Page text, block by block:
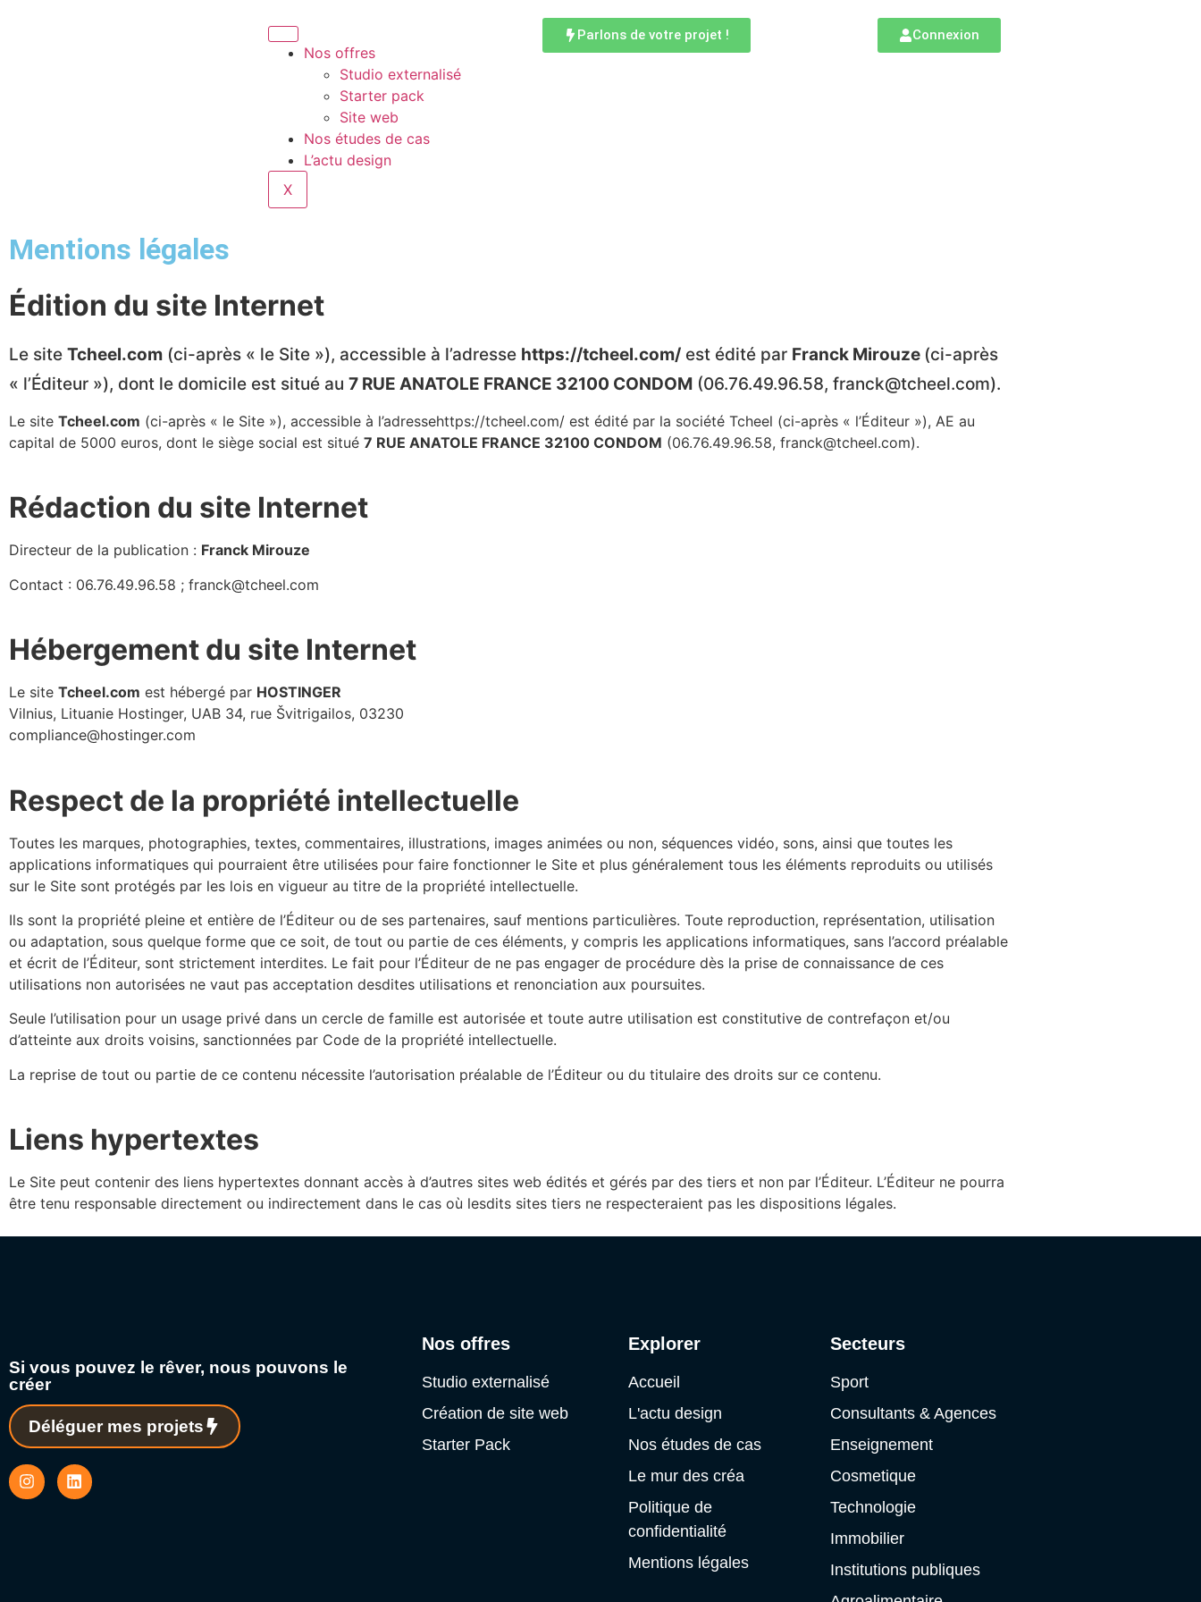
Nos offres
Studio externalisé
Starter pack
Site web
Nos études de cas
L’actu design
X
Parlons de votre projet ! Connexion
Mentions légales
Édition du site Internet
Le site Tcheel.com (ci-après « le Site »), accessible à l’adresse https://tcheel.com/ est édité par Franck Mirouze (ci-après
« l’Éditeur »), dont le domicile est situé au 7 RUE ANATOLE FRANCE 32100 CONDOM (06.76.49.96.58, franck@tcheel.com).
Le site Tcheel.com (ci-après « le Site »), accessible à l’adressehttps://tcheel.com/ est édité par la société Tcheel (ci-après « l’Éditeur »), AE au
capital de 5000 euros, dont le siège social est situé 7 RUE ANATOLE FRANCE 32100 CONDOM (06.76.49.96.58, franck@tcheel.com).
Rédaction du site Internet
Directeur de la publication : Franck Mirouze
Contact : 06.76.49.96.58 ; franck@tcheel.com
Hébergement du site Internet
Le site Tcheel.com est hébergé par HOSTINGER
Vilnius, Lituanie Hostinger, UAB 34, rue Švitrigailos, 03230
compliance@hostinger.com
Respect de la propriété intellectuelle
Toutes les marques, photographies, textes, commentaires, illustrations, images animées ou non, séquences vidéo, sons, ainsi que toutes les
applications informatiques qui pourraient être utilisées pour faire fonctionner le Site et plus généralement tous les éléments reproduits ou utilisés
sur le Site sont protégés par les lois en vigueur au titre de la propriété intellectuelle.
Ils sont la propriété pleine et entière de l’Éditeur ou de ses partenaires, sauf mentions particulières. Toute reproduction, représentation, utilisation
ou adaptation, sous quelque forme que ce soit, de tout ou partie de ces éléments, y compris les applications informatiques, sans l’accord préalable
et écrit de l’Éditeur, sont strictement interdites. Le fait pour l’Éditeur de ne pas engager de procédure dès la prise de connaissance de ces
utilisations non autorisées ne vaut pas acceptation desdites utilisations et renonciation aux poursuites.
Seule l’utilisation pour un usage privé dans un cercle de famille est autorisée et toute autre utilisation est constitutive de contrefaçon et/ou
d’atteinte aux droits voisins, sanctionnées par Code de la propriété intellectuelle.
La reprise de tout ou partie de ce contenu nécessite l’autorisation préalable de l’Éditeur ou du titulaire des droits sur ce contenu.
Liens hypertextes
Le Site peut contenir des liens hypertextes donnant accès à d’autres sites web édités et gérés par des tiers et non par l’Éditeur. L’Éditeur ne pourra
être tenu responsable directement ou indirectement dans le cas où lesdits sites tiers ne respecteraient pas les dispositions légales.
Si vous pouvez le rêver, nous pouvons le
créer
Déléguer mes projets
Nos offres
Studio externalisé
Création de site web
Starter Pack
Explorer
Accueil
L'actu design
Nos études de cas
Le mur des créa
Politique de
confidentialité
Mentions légales
Secteurs
Sport
Consultants & Agences
Enseignement
Cosmetique
Technologie
Immobilier
Institutions publiques